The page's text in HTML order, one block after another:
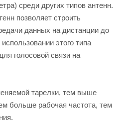
среди других типов антенн.
позволяет строить
данных на дистанции до
этого типа
голосовой связи на
тарелки, тем выше
больше рабочая частота, тем